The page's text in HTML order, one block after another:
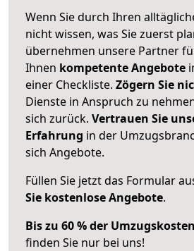
Wenn Sie durch Ihren
nicht wissen, was Sie zuerst
übernehmen unsere Partner
Ihnen kompetente Angebote
einer Checkliste. Zögern Sie
Dienste in Anspruch zu
sich zurück. Vertrauen Sie
Erfahrung in der
sich Angebote.
Füllen Sie jetzt das Formular
Sie kostenlose Angebote.
Bis zu 60 % der
finden Sie nur bei uns!